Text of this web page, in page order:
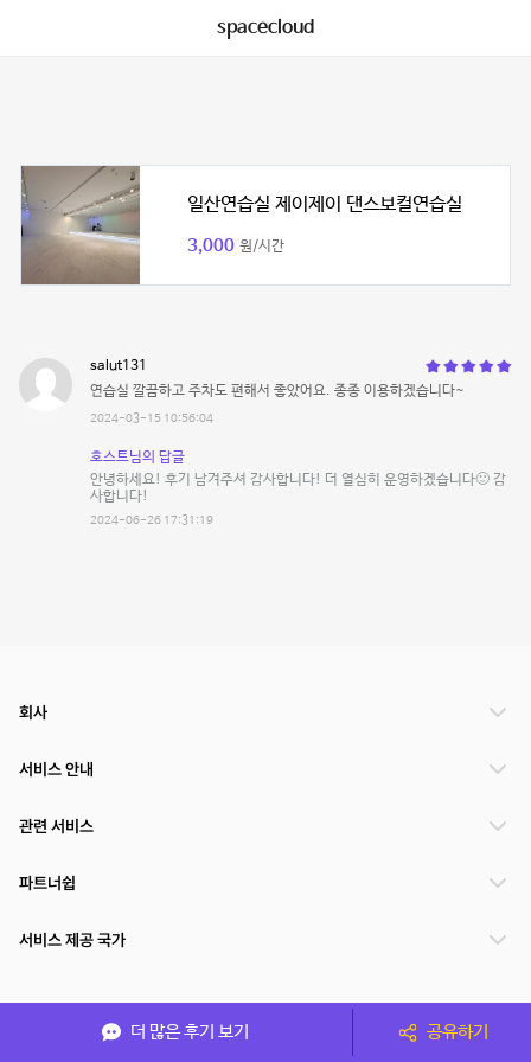
spacecloud
일산연습실 제이제이 댄스보컬연습실
3,000 원/시간
salut131
연습실 깔끔하고 주차도 편해서 좋았어요. 종종 이용하겠습니다~
2024-03-15 10:56:04
호스트님의 답글
안녕하세요! 후기 남겨주셔 감사합니다! 더 열심히 운영하겠습니다🙂 감
사합니다!
2024-06-26 17:31:19
더 많은 후기 보기 공유하기
회사
서비스 안내
관련 서비스
파트너쉽
서비스 제공 국가
(주)NSPACE 사업자정보